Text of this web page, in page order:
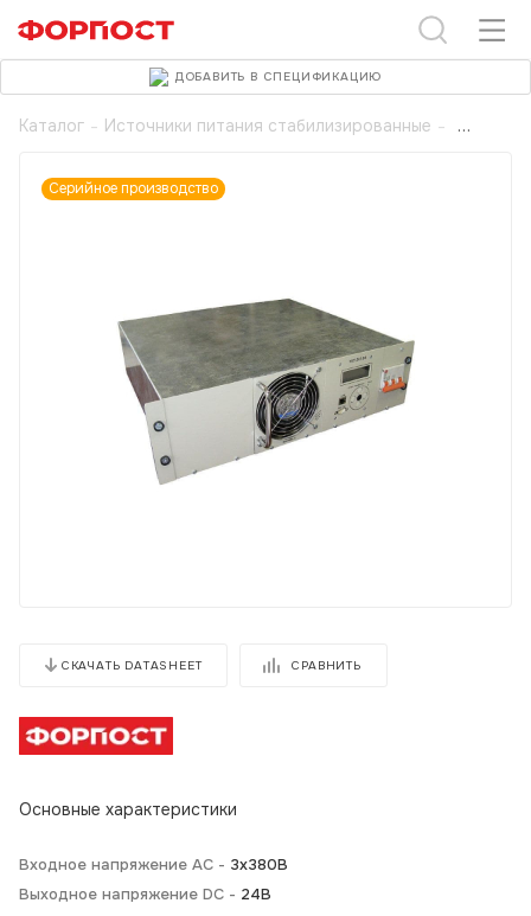
Каталог - Источники питания стабилизированные -
Серийное производство
СКАЧАТЬ DATASHEET СРАВНИТЬ
Основные характеристики
Входное напряжение AC - 3х380В
Выходное напряжение DC - 24В
ДОБАВИТЬ В СПЕЦИФИКАЦИЮ